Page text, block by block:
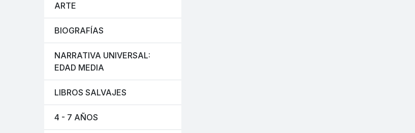
ARTE
BIOGRAFÍAS
NARRATIVA UNIVERSAL:
EDAD MEDIA
LIBROS SALVAJES
4 - 7 AÑOS